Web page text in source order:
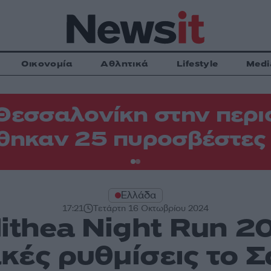
Οικονομία Αθλητικά Lifestyle
στην
25 πυροσβέστες
Ελλάδα
17:21 Τετάρτη 16 Οκτωβρίου 2024
Night Run
ρυθμίσεις το